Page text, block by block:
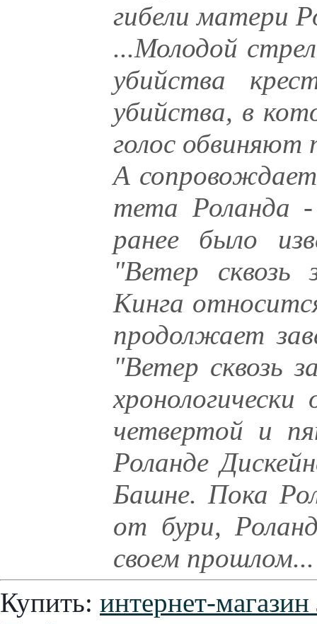
гибели матери
...Молодой
убийства
убийства, в
голос обвиняют
А сопровождает
тета Роланда
ранее было
"Ветер сквозь
Кинга
продолжает
"Ветер сквозь
четвертой и
Роланде
Башне. Пока
от бури,
своем прошлом...
Купить: интернет-